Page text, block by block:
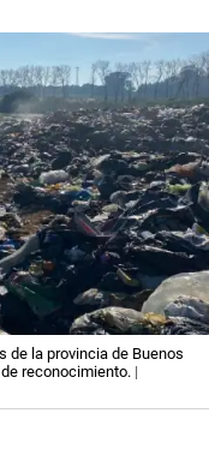
de la provincia de Buenos
reconocimiento. |